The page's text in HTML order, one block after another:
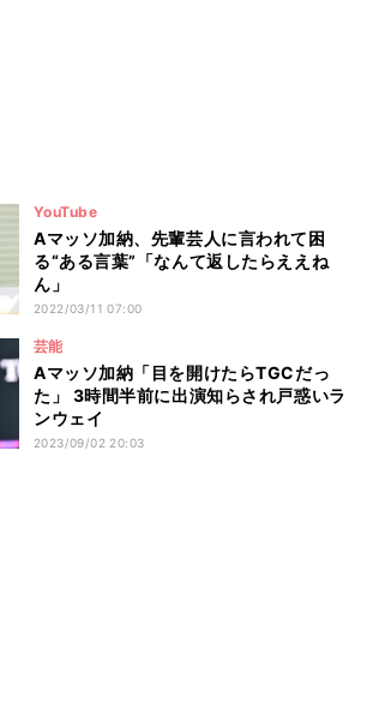
YouTube
Aマッソ加納、先輩芸人に言われて困
る“ある言葉”「なんて返したらええね
ん」
2022/03/11 07:00
芸能
Aマッソ加納「目を開けたらTGCだっ
た」 3時間半前に出演知らされ戸惑いラ
ンウェイ
2023/09/02 20:03